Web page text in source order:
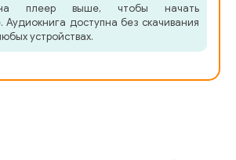
плеер выше, чтобы начать
Аудиокнига доступна без скачивания
устройствах.